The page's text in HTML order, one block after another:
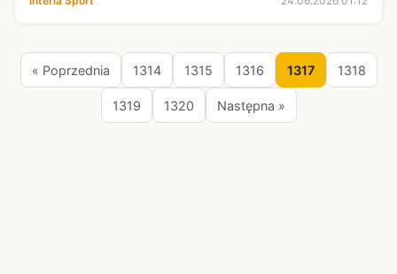
skomplik...
« Poprzednia 1314 1315 1316 1317 1318
1319 1320 Następna »